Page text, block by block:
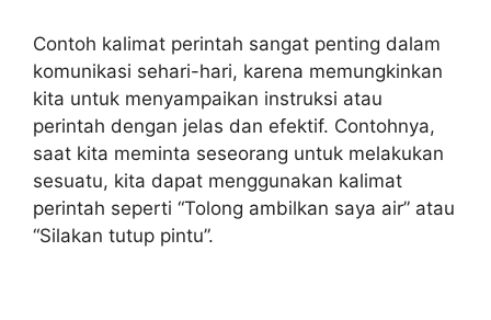
Contoh kalimat perintah sangat penting dalam
komunikasi sehari-hari, karena memungkinkan
kita untuk menyampaikan instruksi atau
perintah dengan jelas dan efektif. Contohnya,
saat kita meminta seseorang untuk melakukan
sesuatu, kita dapat menggunakan kalimat
perintah seperti “Tolong ambilkan saya air” atau
“Silakan tutup pintu”.